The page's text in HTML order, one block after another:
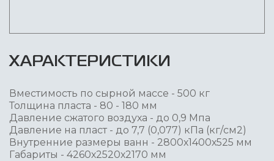
ХАРАКТЕРИСТИКИ
Вместимость по сырной массе - 500 кг
Толщина пласта - 80 - 180 мм
Давление сжатого воздуха - до 0,9 Мпа
Давление на пласт - до 7,7 (0,077) кПа (кг/см2)
Внутренние размеры ванн - 2800х1400х525 мм
Габариты - 4260х2520х2170 мм